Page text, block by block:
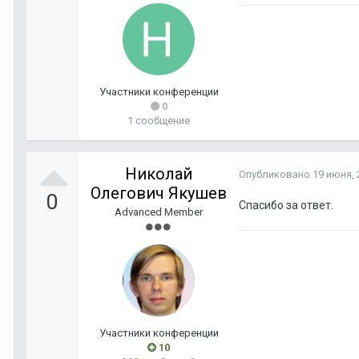
Участники конференции
0
1 сообщение
0
Николай
Олегович Якушев
Advanced Member
Участники конференции
10
Опубликовано 19 июня,
Спасибо за ответ.